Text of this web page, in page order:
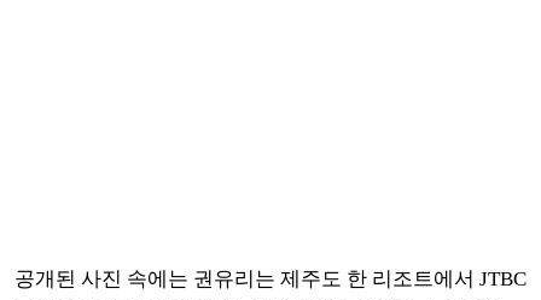
공개된 사진 속에는 권유리는 제주도 한 리조트에서 JTBC